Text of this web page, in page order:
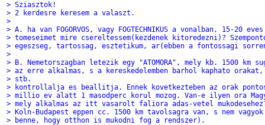
> Sziasztok!
> 2 kerdesre keresem a valaszt.
>
> A. ha van FOGORVOS, vagy FOGTECHNIKUS a vonalban, 15-20 eves
> tomeseimet mire csereltessem(kezdenek kitoredezni)?
> egeszseg, tartossag, esztetikum, ar(ebben a fontossagi
>
> B. Nemetorszagban letezik egy "ATOMORA", mely kb. 1500 km
> az erre alkalmas, s a kereskedelemben barhol kaphato
> stb.
> kontrollalja es beallitja. Ennek kovetkezteben az orak
> millio ev alatt 1 masodperc korul mozog. Van-e ilyen ora
> mely alkalmas az itt vasarolt faliora adas-vetel
> Koln-Budapest eppen cc. 1500 km tavolsagra van, s nem
> benne, hogy otthon is mukodni fog a rendszer).